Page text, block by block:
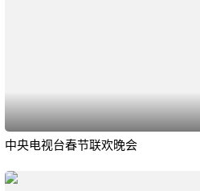
中央电视台春节联欢晚会